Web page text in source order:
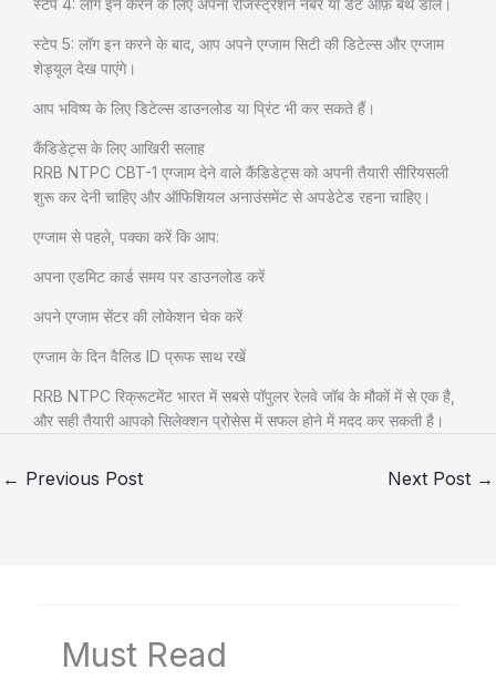
स्टेप 4: लॉग इन करने के लिए अपना रजिस्ट्रेशन नंबर या डेट ऑफ़ बर्थ डालें।
स्टेप 5: लॉग इन करने के बाद, आप अपने एग्जाम सिटी की डिटेल्स और एग्जाम
शेड्यूल देख पाएंगे।
आप भविष्य के लिए डिटेल्स डाउनलोड या प्रिंट भी कर सकते हैं।
कैंडिडेट्स के लिए आखिरी सलाह
RRB NTPC CBT-1 एग्जाम देने वाले कैंडिडेट्स को अपनी तैयारी सीरियसली
शुरू कर देनी चाहिए और ऑफिशियल अनाउंसमेंट से अपडेटेड रहना चाहिए।
एग्जाम से पहले, पक्का करें कि आप:
अपना एडमिट कार्ड समय पर डाउनलोड करें
अपने एग्जाम सेंटर की लोकेशन चेक करें
एग्जाम के दिन वैलिड ID प्रूफ साथ रखें
RRB NTPC रिक्रूटमेंट भारत में सबसे पॉपुलर रेलवे जॉब के मौकों में से एक है,
और सही तैयारी आपको सिलेक्शन प्रोसेस में सफल होने में मदद कर सकती है।
← Previous Post Next Post →
Must Read